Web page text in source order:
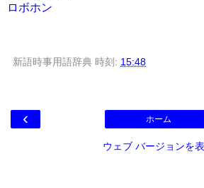
ロボホン
新語時事用語辞典 時刻: 15:48
‹ ホーム
ウェブ バージョンを